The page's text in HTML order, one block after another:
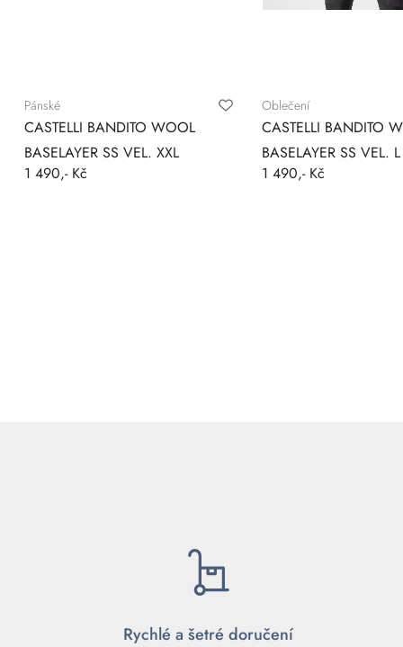
Pánské
CASTELLI BANDITO WOOL
BASELAYER SS VEL. XXL
1 490,- Kč
Oblečení
CASTELLI BANDITO
BASELAYER SS VEL. L
1 490,- Kč
Rychlé a šetré doručení